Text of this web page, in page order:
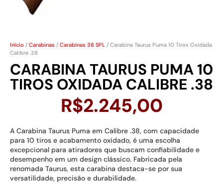
Início / Carabinas / Carabinas 38 SPL / Carabina Taurus Puma 10 Tiros Oxidada
Calibre .38
CARABINA TAURUS PUMA 10
TIROS OXIDADA CALIBRE .38
R$2.245,00
A Carabina Taurus Puma em Calibre .38, com capacidade
para 10 tiros e acabamento oxidado, é uma escolha
excepcional para atiradores que buscam confiabilidade e
desempenho em um design clássico. Fabricada pela
renomada Taurus, esta carabina destaca-se por sua
versatilidade, precisão e durabilidade.